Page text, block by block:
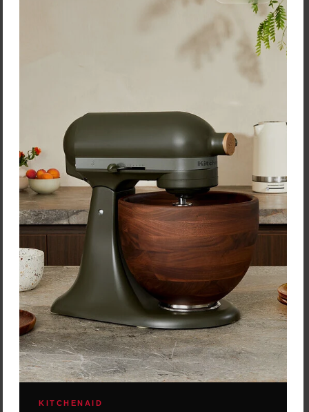
KITCHENAID